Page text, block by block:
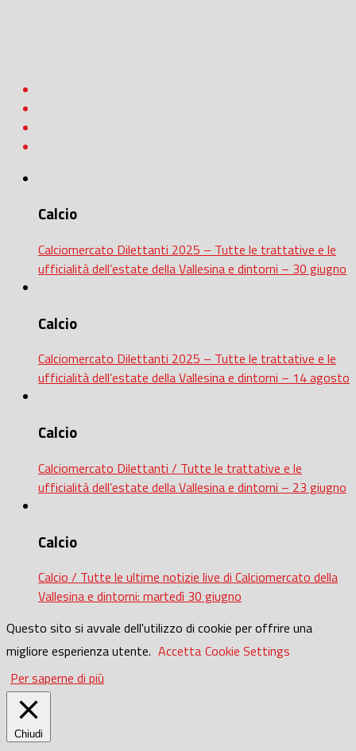
Calcio
Calciomercato Dilettanti 2025 – Tutte le trattative e le
ufficialità dell’estate della Vallesina e dintorni – 30 giugno
Calcio
Calciomercato Dilettanti 2025 – Tutte le trattative e le
ufficialità dell’estate della Vallesina e dintorni – 14 agosto
Calcio
Calciomercato Dilettanti / Tutte le trattative e le
ufficialità dell’estate della Vallesina e dintorni – 23 giugno
Calcio
Calcio / Tutte le ultime notizie live di Calciomercato della
Vallesina e dintorni: martedì 30 giugno
Questo sito si avvale dell'utilizzo di cookie per offrire una
migliore esperienza utente. Accetta Cookie Settings
Per saperne di più
Chiudi